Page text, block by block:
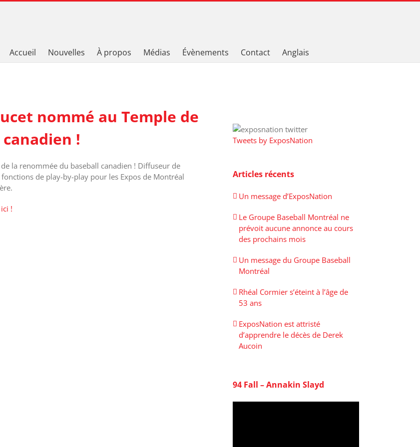
Accueil Nouvelles À propos Médias Évènements Contact Anglais
nommé au Temple de
!
la renommée du baseball canadien ! Diffuseur de
de play-by-play pour les Expos de Montréal
!
Tweets by ExposNation
Articles récents
Un message d’ExposNation
Le Groupe Baseball Montréal ne
prévoit aucune annonce au cours
des prochains mois
Un message du Groupe Baseball
Montréal
Rhéal Cormier s’éteint à l’âge de
53 ans
ExposNation est attristé
d’apprendre le décès de Derek
Aucoin
94 Fall – Annakin Slayd